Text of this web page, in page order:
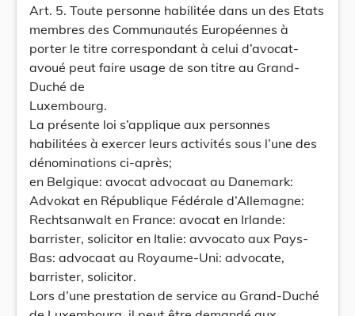
Art. 5. Toute personne habilitée dans un des Etats
membres des Communautés Européennes à
porter le titre correspondant à celui d’avocat-
avoué peut faire usage de son titre au Grand-
Duché de
Luxembourg.
La présente loi s’applique aux personnes
habilitées à exercer leurs activités sous l’une des
dénominations ci-après;
en Belgique: avocat advocaat au Danemark:
Advokat en République Fédérale d’Allemagne:
Rechtsanwalt en France: avocat en Irlande:
barrister, solicitor en Italie: avvocato aux Pays-
Bas: advocaat au Royaume-Uni: advocate,
barrister, solicitor.
Lors d’une prestation de service au Grand-Duché